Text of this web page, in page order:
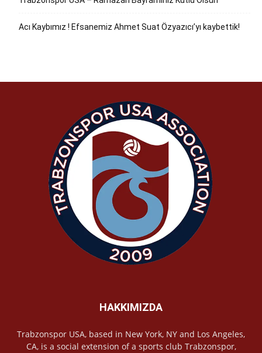
Acı Kaybımız ! Efsanemiz Ahmet Suat Özyazıcı’yı kaybettik!
HAKKIMIZDA
Trabzonspor USA, based in New York, NY and Los Angeles,
CA, is a social extension of a sports club Trabzonspor,